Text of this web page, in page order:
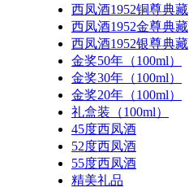
西凤酒1952铜尊典藏
西凤酒1952金尊典藏
西凤酒1952银尊典藏
金奖50年（100ml）
金奖30年（100ml）
金奖20年（100ml）
礼盒装（100ml）
45度西凤酒
52度西凤酒
55度西凤酒
精美礼品